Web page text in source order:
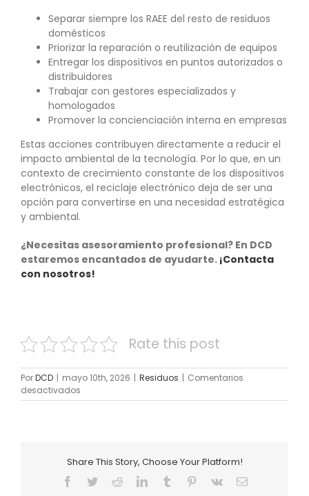
Separar siempre los RAEE del resto de residuos
domésticos
Priorizar la reparación o reutilización de equipos
Entregar los dispositivos en puntos autorizados o
distribuidores
Trabajar con gestores especializados y
homologados
Promover la concienciación interna en empresas
Estas acciones contribuyen directamente a reducir el
impacto ambiental de la tecnología. Por lo que, en un
contexto de crecimiento constante de los dispositivos
electrónicos, el reciclaje electrónico deja de ser una
opción para convertirse en una necesidad estratégica
y ambiental.
¿Necesitas asesoramiento profesional? En DCD
estaremos encantados de ayudarte. ¡Contacta
con nosotros!
Rate this post
PorDCD | mayo 10th, 2026 | Residuos | Comentarios
desactivados
¿Cómo
gestión
de
residuos
Share This Story, Choose Your Platform!
Facebook
TwitterRedditLinkedInTumblr Pinterest
Vk
Correo